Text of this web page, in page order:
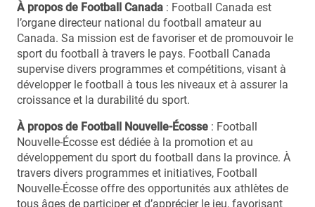
À propos de Football Canada : Football Canada est
l’organe directeur national du football amateur au
Canada. Sa mission est de favoriser et de promouvoir le
sport du football à travers le pays. Football Canada
supervise divers programmes et compétitions, visant à
développer le football à tous les niveaux et à assurer la
croissance et la durabilité du sport.
À propos de Football Nouvelle-Écosse : Football
Nouvelle-Écosse est dédiée à la promotion et au
développement du sport du football dans la province. À
travers divers programmes et initiatives, Football
Nouvelle-Écosse offre des opportunités aux athlètes de
tous âges de participer et d’apprécier le jeu, favorisant